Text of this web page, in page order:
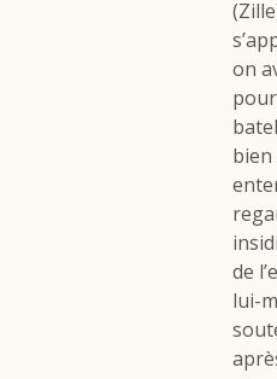
on
bien
de
lui-